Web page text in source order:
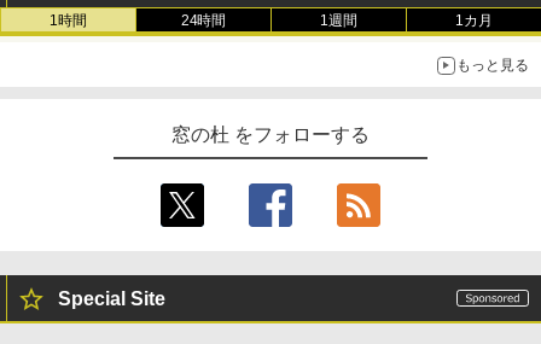
1時間 24時間 1週間 1カ月
もっと見る
窓の杜 をフォローする
Special Site